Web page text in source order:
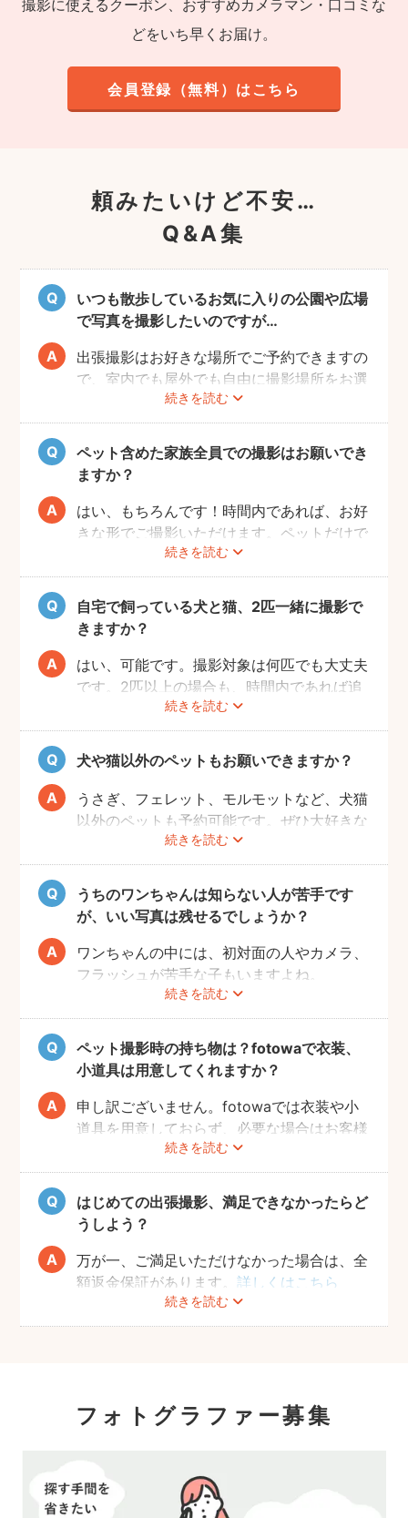
撮影に使えるクーポン、おすすめカメラマン・口コミな
どをいち早くお届け。
会員登録（無料）はこちら
頼みたいけど不安…
Q&A集
いつも散歩しているお気に入りの公園や広場
で写真を撮影したいのですが…
続きを読む
出張撮影はお好きな場所でご予約できますの
で、室内でも屋外でも自由に撮影場所をお選
びいただけます。
しかし、公園や広場によっては「放し飼い」
や「撮影」が禁止の場所もありますので、事
前にご確認をお願いいたします。
ペット含めた家族全員での撮影はお願いでき
ますか？
続きを読む
はい、もちろんです！時間内であれば、お好
きな形でご撮影いただけます。ペットだけで
の撮影も、ご家族での撮影もお好きな形でお
楽しみください。
自宅で飼っている犬と猫、2匹一緒に撮影で
きますか？
続きを読む
はい、可能です。撮影対象は何匹でも大丈夫
です。2匹以上の場合も、時間内であれば追
加料金なしで撮影可能です。
犬や猫以外のペットもお願いできますか？
続きを読む
うさぎ、フェレット、モルモットなど、犬猫
以外のペットも予約可能です。ぜひ大好きな
ペットと一緒に素敵な思い出を残してくださ
い。
うちのワンちゃんは知らない人が苦手です
が、いい写真は残せるでしょうか？
続きを読む
ワンちゃんの中には、初対面の人やカメラ、
フラッシュが苦手な子もいますよね。
fotowaの出張撮影は、ペット撮影の実績が
あるプロフォトグラファーが担当いたしま
す。
当日に素敵な写真を撮るため、サイト内のメ
ッセージ機能を使った事前相談をおすすめい
たします。ワンちゃんの苦手なこと、お願い
したい事、撮ってほしい写真のイメージなど
をフォトグラファーへお送りください。
飼い主さんとコミュニケーションをとりなが
ら、時間内で最大限ワンちゃんの素敵な表情
を引き出せるようにご提案いたします。
ペット撮影時の持ち物は？fotowaで衣装、
小道具は用意してくれますか？
続きを読む
申し訳ございません。fotowaでは衣装や小
道具を用意しておらず、必要な場合はお客様
自身にご準備をお願いしております。
当日の持ち物としては、ペットが大好きなお
もちゃやお菓子のご用意をおすすめしており
ます。
落ち着かせたり、目線を合わせやすくなるた
め、可愛い写真がスムーズに撮れるようにな
ります。
はじめての出張撮影、満足できなかったらど
うしよう？
続きを読む
万が一、ご満足いただけなかった場合は、全
額返金保証があります。詳しくはこちら
フォトグラファー募集